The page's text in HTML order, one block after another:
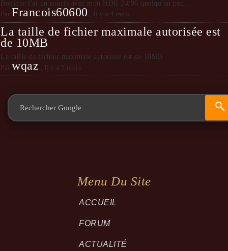
Bonjour j'ai un soucis avec mon HDR 24/96 quelqu'un peu...
Par Francois60600 , Il y a 4 mois
La taille de fichier maximale autorisée est
de 10MB
La taille de fichier maximale autorisée est de 10MB
Par wqaz , Il y a 5 mois
Menu Du Site
ACCUEIL
FORUM
ACTUALITÉ